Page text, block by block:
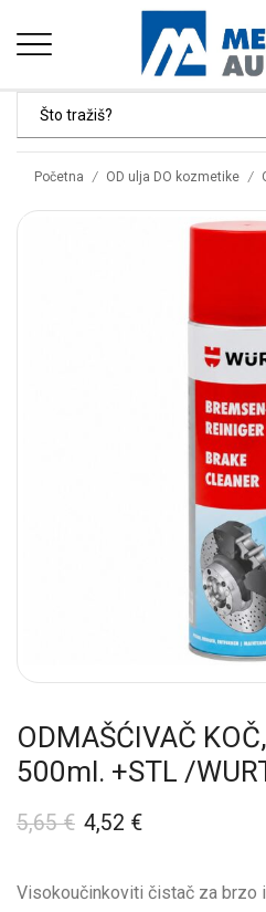
Početna / OD ulja DO kozmetike /
ODMAŠĆIVAČ
500ml. +STL /
5,65€ 4,52 €
Visokoučinkoviti čistač za brzo